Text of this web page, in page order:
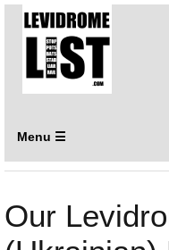
Menu ☰
Our